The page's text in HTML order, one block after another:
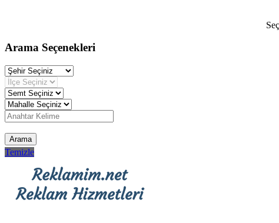
Arama Seçenekleri
Arama
Temizle